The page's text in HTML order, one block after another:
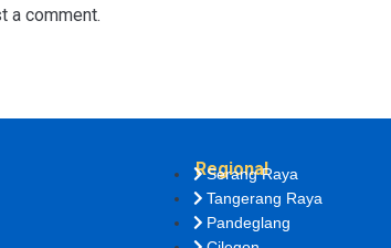
a comment.
Regional
Serang Raya
Tangerang Raya
Pandeglang